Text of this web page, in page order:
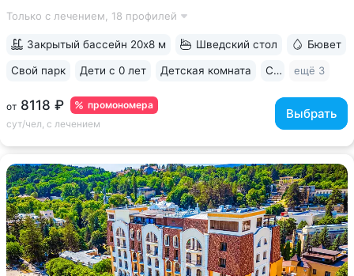
пение птиц • Удобный выход в Нижний и Верхний парки:
Только с лечением, 18 профилей
промономера
от 8118 ₽
сут/чел, с лечением
Выбрать
Закрытый бассейн 20х8 м Шведский стол Бювет
Свой парк Дети с 0 лет Детская комната Спа ещё 3